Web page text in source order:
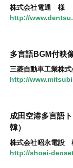
株式会社電通 様
http://
多言語BGM付映
三菱自動車工業株
http://
成田空港多言語
韓）
株式会社昭永電設
http://shoei-